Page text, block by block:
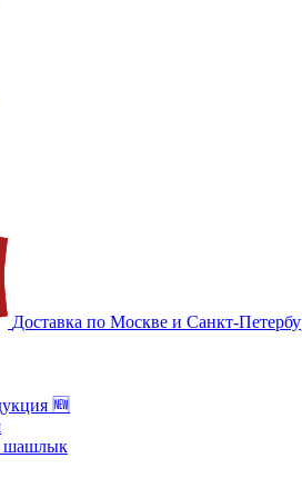
Доставка по Москве и Санкт-
🆕
шашлык